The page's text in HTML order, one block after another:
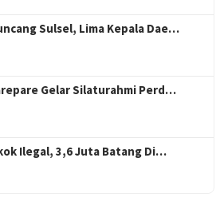
Sulsel, Lima Kepala Dae…
Gelar Silaturahmi Perd…
Ilegal, 3,6 Juta Batang Di…